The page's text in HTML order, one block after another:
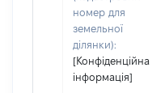
номер для
земельної
ділянки):
[Конфіденційна
інформація]